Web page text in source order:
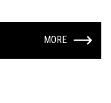
MORE